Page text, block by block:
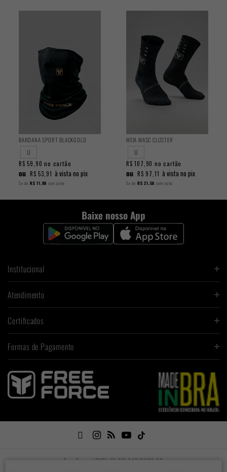
BANDANA SPORT BLACKGOLD
U
R$ 59,90 no cartão
ou R$ 53,91 à vista no pix
5x de R$ 11,98 sem juros
MEIA MASC CLUSTER
U
R$ 107,90 no cartão
ou R$ 97,11 à vista no pix
5x de R$ 21,58 sem juros
Baixe nosso App
Institucional
Atendimento
Certificados
Formas de Pagamento

Free Force / CNPJ: 01.701.348/0003-30